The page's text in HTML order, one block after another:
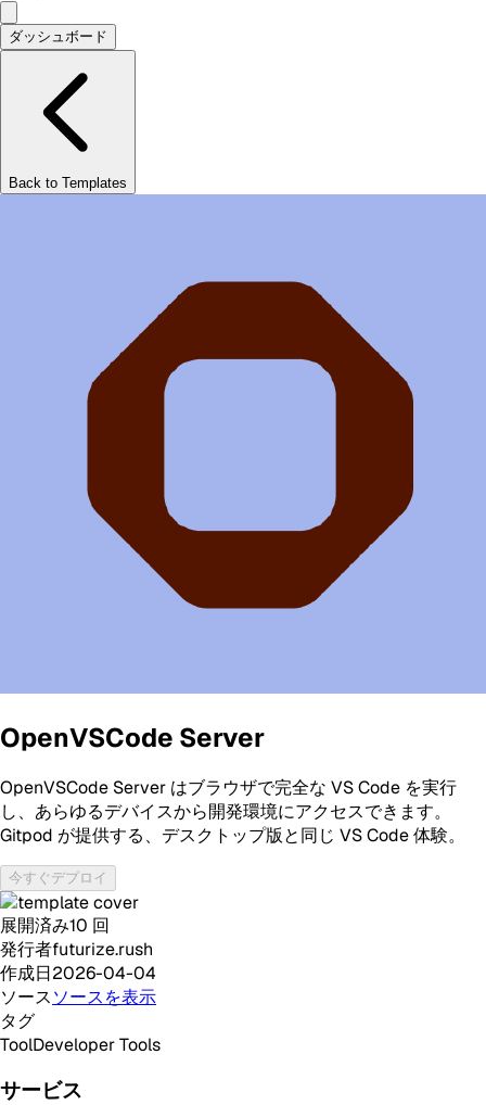
ダッシュボード
Back to Templates
OpenVSCode Server
OpenVSCode Server はブラウザで完全な VS Code を実行
し、あらゆるデバイスから開発環境にアクセスできます。
Gitpod が提供する、デスクトップ版と同じ VS Code 体験。
今すぐデプロイ
展開済み10 回
発行者futurize.rush
作成日2026-04-04
ソースソースを表示
タグ
ToolDeveloper Tools
サービス